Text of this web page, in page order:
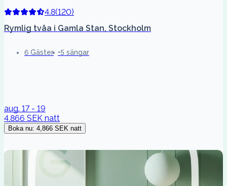
4.8(120)
Rymlig tvåa i Gamla Stan, Stockholm
6 Gäster 5 sängar
aug. 17 - 19
4,866 SEK natt
Boka nu: 4,866 SEK natt